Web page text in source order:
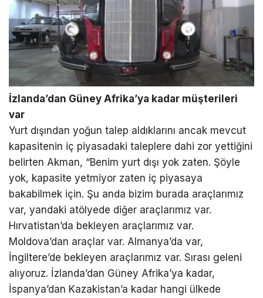
İzlanda’dan Güney Afrika’ya kadar müşterileri
var
Yurt dışından yoğun talep aldıklarını ancak mevcut
kapasitenin iç piyasadaki taleplere dahi zor yettiğini
belirten Akman, “Benim yurt dışı yok zaten. Şöyle
yok, kapasite yetmiyor zaten iç piyasaya
bakabilmek için. Şu anda bizim burada araçlarımız
var, yandaki atölyede diğer araçlarımız var.
Hırvatistan’da bekleyen araçlarımız var.
Moldova’dan araçlar var. Almanya’da var,
İngiltere’de bekleyen araçlarımız var. Sırası geleni
alıyoruz. İzlanda’dan Güney Afrika’ya kadar,
İspanya’dan Kazakistan’a kadar hangi ülkede